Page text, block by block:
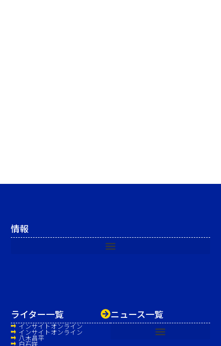
ニュース一覧
ライター一覧
インサイトオンライン
インサイトオンライン
八木昌平
白石咲
情報